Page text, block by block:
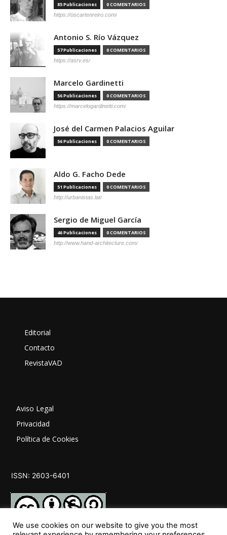
85 Publicaciones 0 COMENTARIOS
https://oscartenreiro.com/
Antonio S. Río Vázquez
57 Publicaciones 0 COMENTARIOS
https://asrv.es/
Marcelo Gardinetti
56 Publicaciones 0 COMENTARIOS
https://marcelogardinetti.com/
José del Carmen Palacios Aguilar
56 Publicaciones 0 COMENTARIOS
Aldo G. Facho Dede
51 Publicaciones 0 COMENTARIOS
http://urbanistas.lat/
Sergio de Miguel García
46 Publicaciones 0 COMENTARIOS
http://www.hand-architecture.com/
Editorial
Contacto
RevistaVAD
Aviso Legal
Privacidad
Política de Cookies
ISSN: 2603-6401
We use cookies on our website to give you the most